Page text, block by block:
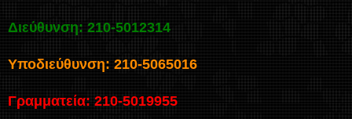
Διεύθυνση: 210-5012314
Υποδιεύθυνση: 210-5065016
Γραμματεία: 210-5019955